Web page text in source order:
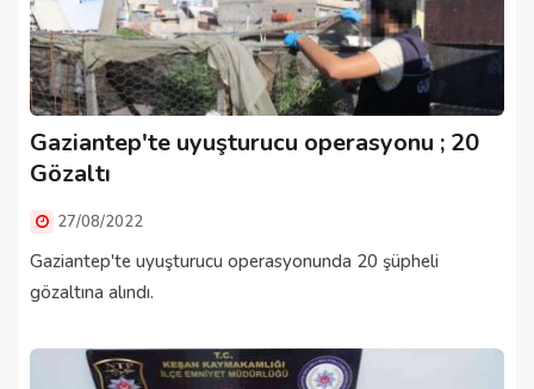
Gaziantep'te uyuşturucu operasyonu ; 20
Gözaltı
27/08/2022
Gaziantep'te uyuşturucu operasyonunda 20 şüpheli
gözaltına alındı.